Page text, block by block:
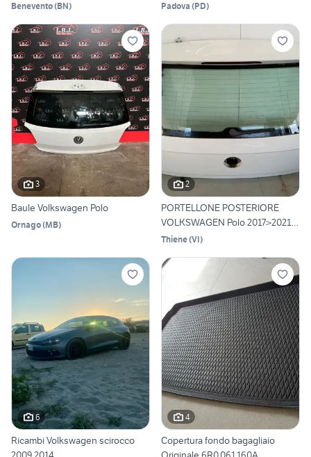
Benevento(BN) Padova (PD)
3
Baule Volkswagen Polo
Ornago(MB)
2
PORTELLONE POSTERIORE
VOLKSWAGEN Polo 2017>2021
us
Thiene(VI)
6
Ricambi Volkswagen scirocco
4
Copertura fondo bagagliaio